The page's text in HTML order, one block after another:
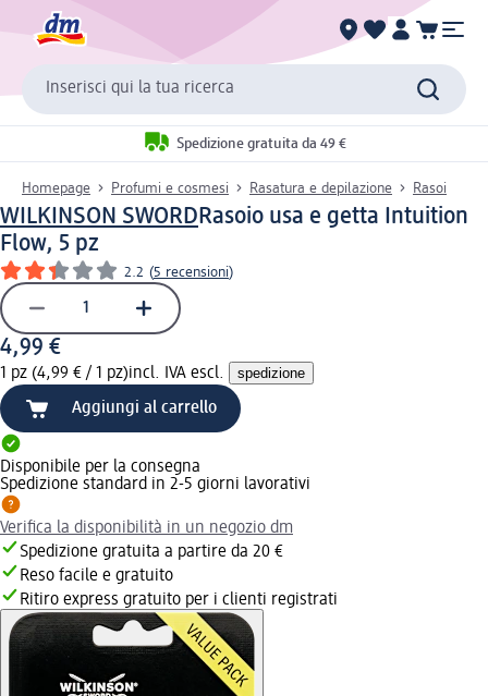
Inserisci qui la tua ricerca
Spedizione gratuita da 49 €
Homepage Profumi e cosmesi Rasatura e depilazione Rasoi
WILKINSON SWORDRasoio usa e getta Intuition
Flow, 5 pz
2.2 (5 recensioni)
4,99 €
1 pz (4,99 € / 1 pz)incl. IVA escl. spedizione
Aggiungi al carrello
Disponibile per la consegna
Spedizione standard in 2-5 giorni lavorativi
Verifica la disponibilità in un negozio dm
Spedizione gratuita a partire da 20 €
Reso facile e gratuito
Ritiro express gratuito per i clienti registrati